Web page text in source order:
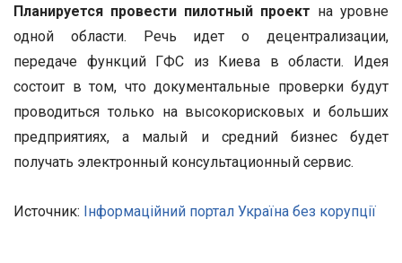
Планируется провести пилотный проект на уровне
одной области. Речь идет о децентрализации,
передаче функций ГФС из Киева в области. Идея
состоит в том, что документальные проверки будут
проводиться только на высокорисковых и больших
предприятиях, а малый и средний бизнес будет
получать электронный консультационный сервис.
Источник: Інформаційний портал Україна без корупції